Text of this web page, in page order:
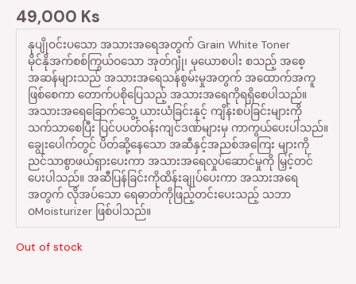
49,000 Ks
နုပျိုဝင်းပသော အသားအရေအတွက် Grain White Toner
မိုင်နိုအက်စစ်ကြွယ်ဝသော အုတ်ဂျုံ၊ မုယောစပါး စသည့် အစေ့
အဆန်များသည် အသားအရေသန်စွမ်းမှုအတွက် အထောက်အကူ
ဖြစ်စေကာ တောက်ပစိုပြေသည့် အသားအရေကိုရရှိစေပါသည်။
အသားအရေခြောက်သွေ့ ယားယံခြင်းနှင့် ကျိန်းစပ်ခြင်းများကို
သက်သာစေပြီး ပြင်ပပတ်ဝန်းကျင်ဒဏ်များမှ ကာကွယ်ပေးပါသည်။
ချွေးပေါက်တွင် ပိတ်ဆို့နေသော အဆီနှင့်အညစ်အကြေး များကို
ညင်သာစွာဖယ်ရှားပေးကာ အသားအရေလှုပ်ဆောင်မှုကို မြှင့်တင်
ပေးပါသည်။ အဆီပြန်ခြင်းကိုထိန်းချုပ်ပေးကာ အသားအရေ
အတွက် လိုအပ်သော ရေဓာတ်ကိုဖြည့်တင်းပေးသည့် သဘာ
ဝMoisturizer ဖြစ်ပါသည်။
Out of stock